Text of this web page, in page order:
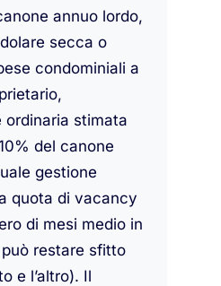
annuo lordo,
secca o
condominiali a
ordinaria stimata
del canone
gestione
quota di vacancy
di mesi medio in
può restare sfitto
e l’altro). Il